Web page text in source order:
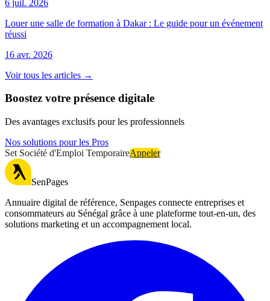
6 juil. 2026
Louer une salle de formation à Dakar : Le guide pour un événement
réussi
16 avr. 2026
Voir tous les articles →
Boostez votre présence digitale
Des avantages exclusifs pour les professionnels
Nos solutions pour les Pros
Set Société d'Emploi TemporaireAppeler
SenPages
Annuaire digital de référence, Senpages connecte entreprises et
consommateurs au Sénégal grâce à une plateforme tout-en-un, des
solutions marketing et un accompagnement local.